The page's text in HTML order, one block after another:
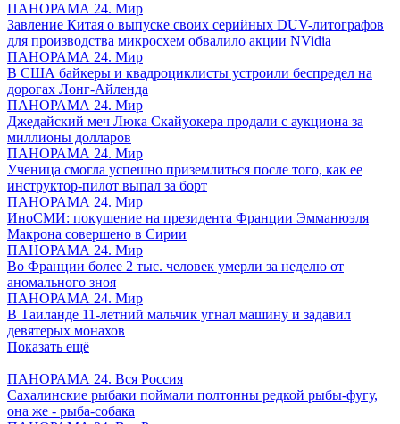
ПАНОРАМА 24. Мир
Завление Китая о выпуске своих серийных DUV-литографов
для производства микросхем обвалило акции NVidia
ПАНОРАМА 24. Мир
В США байкеры и квадроциклисты устроили беспредел на
дорогах Лонг-Айленда
ПАНОРАМА 24. Мир
Джедайский меч Люка Скайуокера продали с аукциона за
миллионы долларов
ПАНОРАМА 24. Мир
Ученица смогла успешно приземлиться после того, как ее
инструктор-пилот выпал за борт
ПАНОРАМА 24. Мир
ИноСМИ: покушение на президента Франции Эмманюэля
Макрона совершено в Сирии
ПАНОРАМА 24. Мир
Во Франции более 2 тыс. человек умерли за неделю от
аномального зноя
ПАНОРАМА 24. Мир
В Таиланде 11-летний мальчик угнал машину и задавил
девятерых монахов
Показать ещё
ПАНОРАМА 24. Вся Россия
Сахалинские рыбаки поймали полтонны редкой рыбы-фугу,
она же - рыба-собака